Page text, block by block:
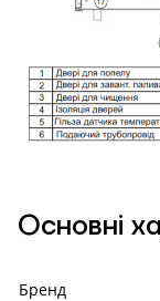
Основні
Бренд
Необхідна